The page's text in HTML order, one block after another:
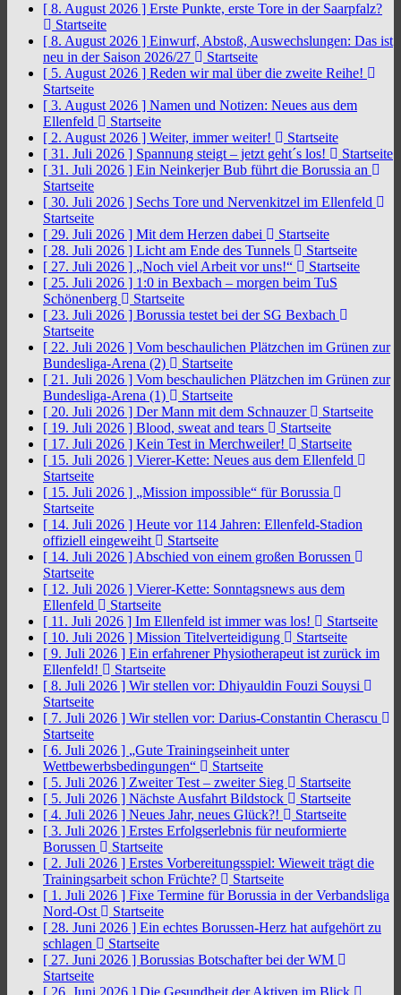
[ 8. August 2026 ] Erste Punkte, erste Tore in der Saarpfalz?
Startseite
[ 8. August 2026 ] Einwurf, Abstoß, Auswechslungen: Das ist
neu in der Saison 2026/27
Startseite
[ 5. August 2026 ] Reden wir mal über die zweite Reihe!
Startseite
[ 3. August 2026 ] Namen und Notizen: Neues aus dem
Ellenfeld
Startseite
[ 2. August 2026 ] Weiter, immer weiter!
Startseite
[ 31. Juli 2026 ] Spannung steigt – jetzt geht´s los!
Startseite
[ 31. Juli 2026 ] Ein Neinkerjer Bub führt die Borussia an
Startseite
[ 30. Juli 2026 ] Sechs Tore und Nervenkitzel im Ellenfeld
Startseite
[ 29. Juli 2026 ] Mit dem Herzen dabei
Startseite
[ 28. Juli 2026 ] Licht am Ende des Tunnels
Startseite
[ 27. Juli 2026 ] „Noch viel Arbeit vor uns!“
Startseite
[ 25. Juli 2026 ] 1:0 in Bexbach – morgen beim TuS
Schönenberg
Startseite
[ 23. Juli 2026 ] Borussia testet bei der SG Bexbach
Startseite
[ 22. Juli 2026 ] Vom beschaulichen Plätzchen im Grünen zur
Bundesliga-Arena (2)
Startseite
[ 21. Juli 2026 ] Vom beschaulichen Plätzchen im Grünen zur
Bundesliga-Arena (1)
Startseite
[ 20. Juli 2026 ] Der Mann mit dem Schnauzer
Startseite
[ 19. Juli 2026 ] Blood, sweat and tears
Startseite
[ 17. Juli 2026 ] Kein Test in Merchweiler!
Startseite
[ 15. Juli 2026 ] Vierer-Kette: Neues aus dem Ellenfeld
Startseite
[ 15. Juli 2026 ] „Mission impossible“ für Borussia
Startseite
[ 14. Juli 2026 ] Heute vor 114 Jahren: Ellenfeld-Stadion
offiziell eingeweiht
Startseite
[ 14. Juli 2026 ] Abschied von einem großen Borussen
Startseite
[ 12. Juli 2026 ] Vierer-Kette: Sonntagsnews aus dem
Ellenfeld
Startseite
[ 11. Juli 2026 ] Im Ellenfeld ist immer was los!
Startseite
[ 10. Juli 2026 ] Mission Titelverteidigung
Startseite
[ 9. Juli 2026 ] Ein erfahrener Physiotherapeut ist zurück im
Ellenfeld!
Startseite
[ 8. Juli 2026 ] Wir stellen vor: Dhiyauldin Fouzi Souysi
Startseite
[ 7. Juli 2026 ] Wir stellen vor: Darius-Constantin Cherascu
Startseite
[ 6. Juli 2026 ] „Gute Trainingseinheit unter
Wettbewerbsbedingungen“
Startseite
[ 5. Juli 2026 ] Zweiter Test – zweiter Sieg
Startseite
[ 5. Juli 2026 ] Nächste Ausfahrt Bildstock
Startseite
[ 4. Juli 2026 ] Neues Jahr, neues Glück?!
Startseite
[ 3. Juli 2026 ] Erstes Erfolgserlebnis für neuformierte
Borussen
Startseite
[ 2. Juli 2026 ] Erstes Vorbereitungsspiel: Wieweit trägt die
Trainingsarbeit schon Früchte?
Startseite
[ 1. Juli 2026 ] Fixe Termine für Borussia in der Verbandsliga
Nord-Ost
Startseite
[ 28. Juni 2026 ] Ein echtes Borussen-Herz hat aufgehört zu
schlagen
Startseite
[ 27. Juni 2026 ] Borussias Botschafter bei der WM
Startseite
[ 26. Juni 2026 ] Die Gesundheit der Aktiven im Blick